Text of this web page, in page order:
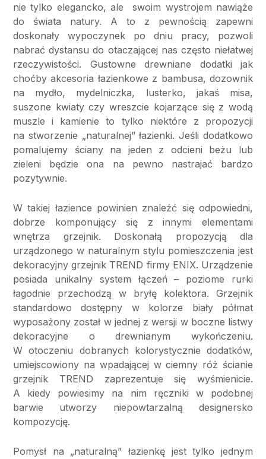
nie tylko elegancko, ale swoim wystrojem nawiąże
do świata natury. A to z pewnością zapewni
doskonały wypoczynek po dniu pracy, pozwoli
nabrać dystansu do otaczającej nas często niełatwej
rzeczywistości. Gustowne drewniane dodatki jak
choćby akcesoria łazienkowe z bambusa, dozownik
na mydło, mydelniczka, lusterko, jakaś misa,
suszone kwiaty czy wreszcie kojarzące się z wodą
muszle i kamienie to tylko niektóre z propozycji
na stworzenie „naturalnej” łazienki. Jeśli dodatkowo
pomalujemy ściany na jeden z odcieni beżu lub
zieleni będzie ona na pewno nastrajać bardzo
pozytywnie.
W takiej łazience powinien znaleźć się odpowiedni,
dobrze komponujący się z innymi elementami
wnętrza grzejnik. Doskonałą propozycją dla
urządzonego w naturalnym stylu pomieszczenia jest
dekoracyjny grzejnik TREND firmy ENIX. Urządzenie
posiada unikalny system łączeń – poziome rurki
łagodnie przechodzą w bryłę kolektora. Grzejnik
standardowo dostępny w kolorze biały półmat
wyposażony został w jednej z wersji w boczne listwy
dekoracyjne o drewnianym wykończeniu.
W otoczeniu dobranych kolorystycznie dodatków,
umiejscowiony na wpadającej w ciemny róż ścianie
grzejnik TREND zaprezentuje się wyśmienicie.
A kiedy powiesimy na nim ręczniki w podobnej
barwie utworzy niepowtarzalną designersko
kompozycję.
Pomysł na „naturalną” łazienkę jest tylko jednym